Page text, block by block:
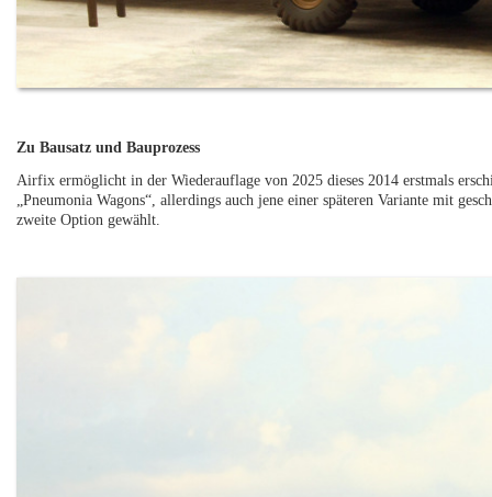
Zu Bausatz und Bauprozess
Airfix ermöglicht in der Wiederauflage von 2025 dieses 2014 erstmals
„Pneumonia Wagons“, allerdings auch jene einer späteren Variante mit
zweite Option gewählt.